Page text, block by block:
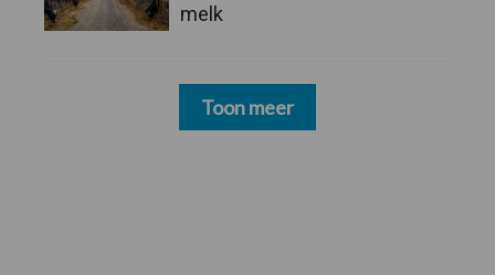
melk
Toon meer